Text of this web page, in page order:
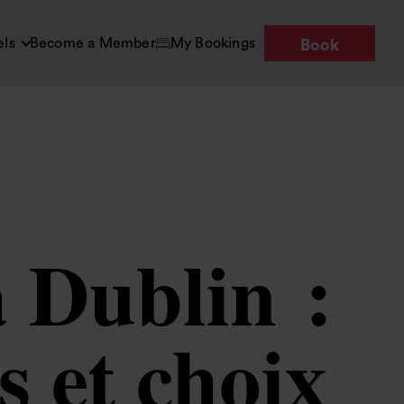
Become a Member My Bookings Book
Dublin :
et choix